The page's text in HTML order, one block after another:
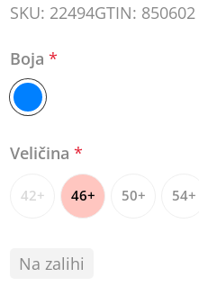
SKU: 22494GTIN: 850602
Boja*
Veličina*
42+ 46+ 50+ 54+
Na zalihi